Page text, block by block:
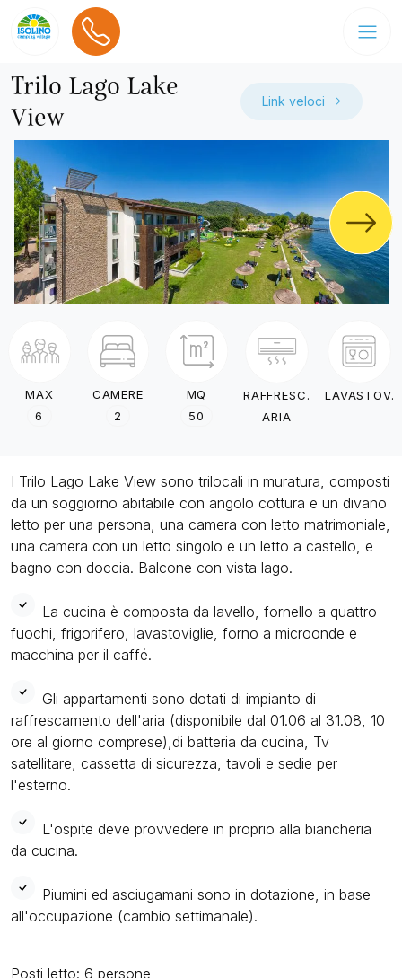
Trilo Lago Lake
View
Link veloci
MAX
6
CAMERE
2
MQ
50
RAFFRESC.
ARIA
LAVASTOV.
I Trilo Lago Lake View sono trilocali in muratura, composti
da un soggiorno abitabile con angolo cottura e un divano
letto per una persona, una camera con letto matrimoniale,
una camera con un letto singolo e un letto a castello, e
bagno con doccia. Balcone con vista lago.
La cucina è composta da lavello, fornello a quattro
fuochi, frigorifero, lavastoviglie, forno a microonde e
macchina per il caffé.
Gli appartamenti sono dotati di impianto di
raffrescamento dell'aria (disponibile dal 01.06 al 31.08, 10
ore al giorno comprese),di batteria da cucina, Tv
satellitare, cassetta di sicurezza, tavoli e sedie per
l'esterno.
L'ospite deve provvedere in proprio alla biancheria
da cucina.
Piumini ed asciugamani sono in dotazione, in base
all'occupazione (cambio settimanale).
Posti letto: 6 persone